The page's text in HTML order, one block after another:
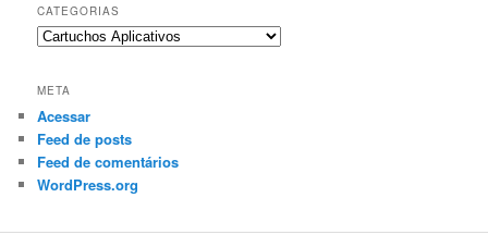
CATEGORIAS
Categorias
META
Acessar
Feed de posts
Feed de comentários
WordPress.org